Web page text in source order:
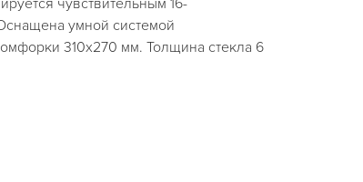
чувствительным 16-
умной системой
310х270 мм. Толщина стекла 6